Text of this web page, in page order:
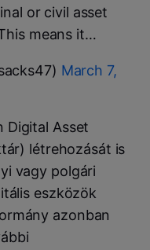
or civil asset
means it…
March 7,
Digital Asset
létrehozását is
vagy polgári
eszközök
azonban